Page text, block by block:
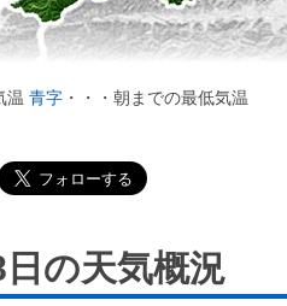
温 青字 ・・・朝までの最低気温
の天気概況